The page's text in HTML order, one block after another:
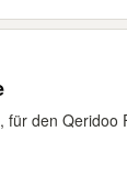
für den